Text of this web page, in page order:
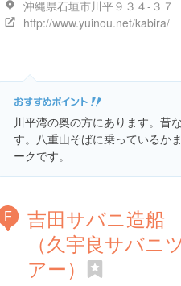
沖縄県石垣市川平９３４-３７
http://www.yuinou.net/kabira/
川平湾の奥の方にあります。昔
す。八重山そばに乗っているか
ークです。
F
吉田サバニ造船
（久宇良サバニ
アー）